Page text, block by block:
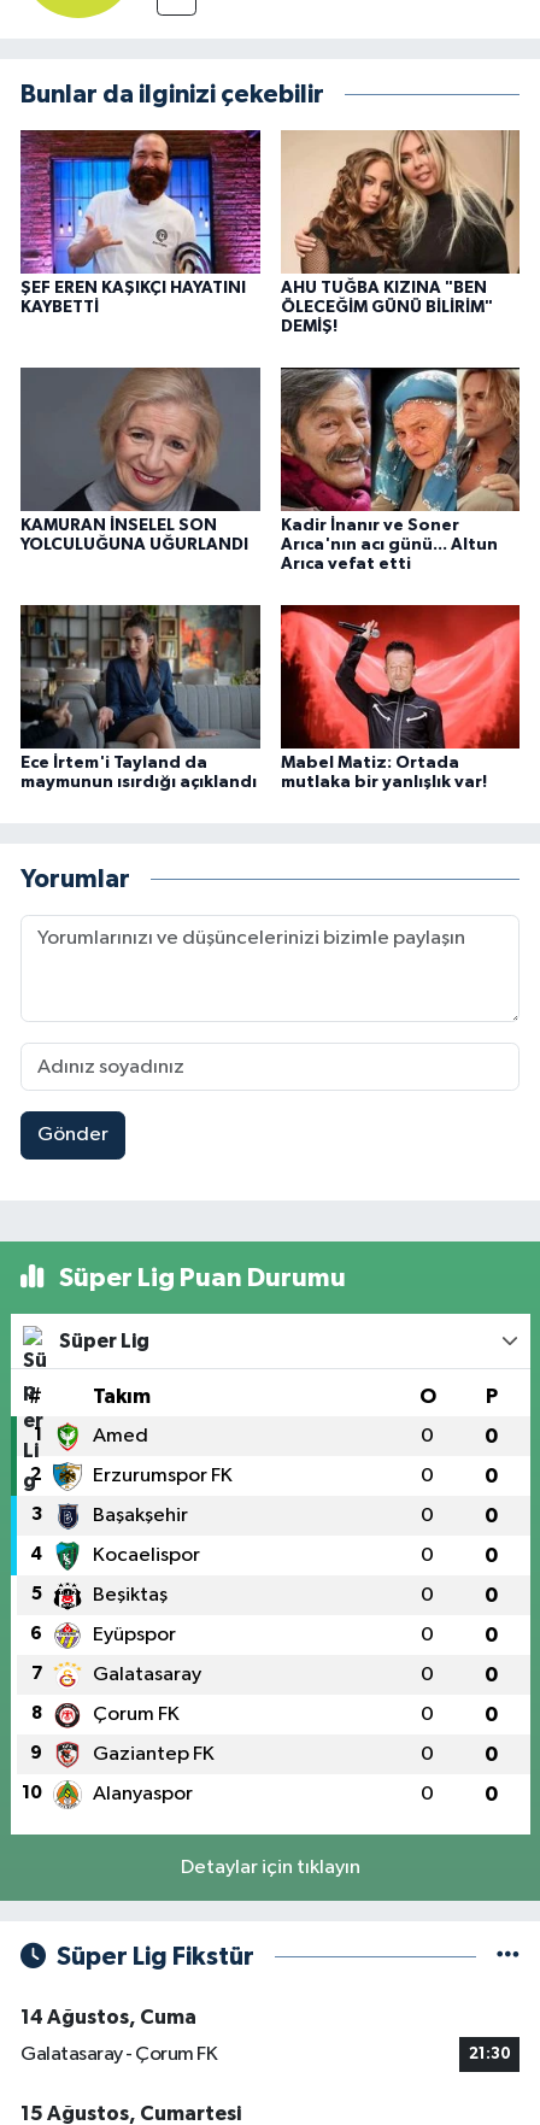
Bunlar da ilginizi çekebilir
ŞEF EREN KAŞIKÇI HAYATINI
KAYBETTİ
AHU TUĞBA KIZINA "BEN
ÖLECEĞİM GÜNÜ BİLİRİM"
DEMİŞ!
KAMURAN İNSELEL SON
YOLCULUĞUNA UĞURLANDI
Kadir İnanır ve Soner
Arıca'nın acı günü... Altun
Arıca vefat etti
Ece İrtem'i Tayland da
maymunun ısırdığı açıklandı
Mabel Matiz: Ortada
mutlaka bir yanlışlık var!
Yorumlar
Gönder
Süper Lig Puan Durumu
Süper Lig
# Takım O P
1 Amed 0 0
2 Erzurumspor FK 0 0
3 Başakşehir 0 0
4 Kocaelispor 0 0
5 Beşiktaş 0 0
6 Eyüpspor 0 0
7 Galatasaray 0 0
8 Çorum FK 0 0
9 Gaziantep FK 0 0
10 Alanyaspor 0 0
Detaylar için tıklayın
Süper Lig Fikstür
14 Ağustos, Cuma
Galatasaray - Çorum FK
21:30
15 Ağustos, Cumartesi